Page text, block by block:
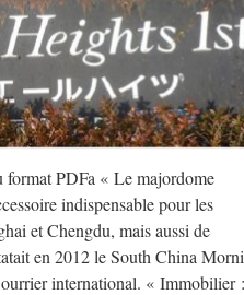
PDFa « Le majordome
indispensable pour les
et Chengdu, mais aussi de
en 2012 le South China
international. « Immobilier :